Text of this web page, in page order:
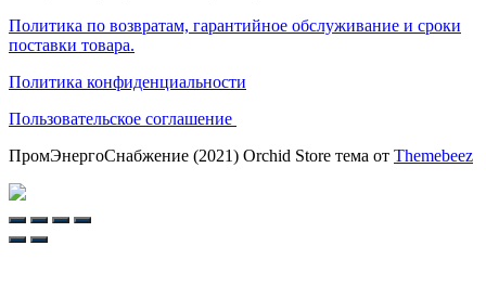
Политика по возвратам, гарантийное обслуживание и сроки
поставки товара.
Политика конфиденциальности
Пользовательское соглашение
ПромЭнергоСнабжение (2021) Orchid Store тема от Themebeez